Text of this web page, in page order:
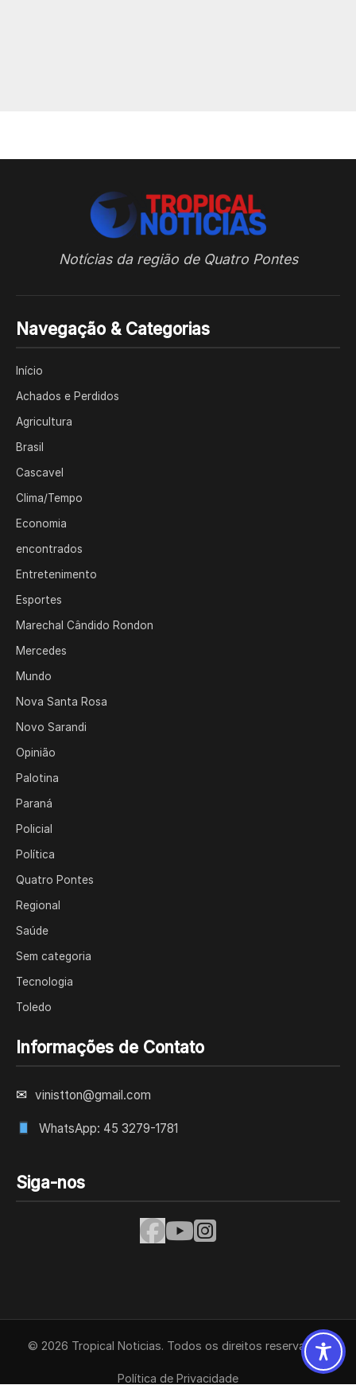
Notícias da região de Quatro Pontes
Navegação & Categorias
Início
Achados e Perdidos
Agricultura
Brasil
Cascavel
Clima/Tempo
Economia
encontrados
Entretenimento
Esportes
Marechal Cândido Rondon
Mercedes
Mundo
Nova Santa Rosa
Novo Sarandi
Opinião
Palotina
Paraná
Policial
Política
Quatro Pontes
Regional
Saúde
Sem categoria
Tecnologia
Toledo
Informações de Contato
✉ vinistton@gmail.com
WhatsApp: 45 3279-1781
Siga-nos
© 2026 Tropical Noticias. Todos os direitos reservados.
Política de Privacidade